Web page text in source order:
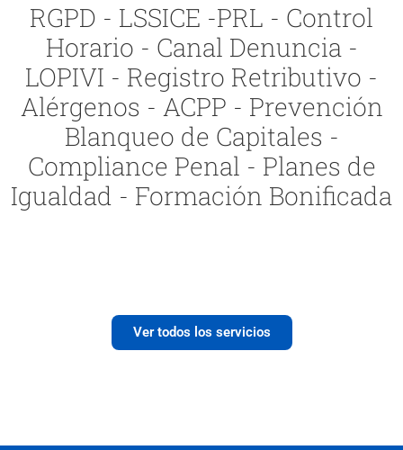
RGPD - LSSICE -PRL - Control
Horario - Canal Denuncia -
LOPIVI - Registro Retributivo -
Alérgenos - ACPP - Prevención
Blanqueo de Capitales -
Compliance Penal - Planes de
Igualdad - Formación Bonificada
Ver todos los servicios